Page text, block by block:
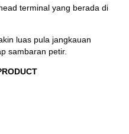
terminal yang berada di
luas pula jangkauan
sambaran petir.